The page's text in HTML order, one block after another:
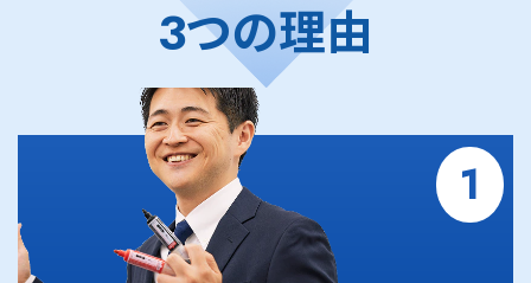
3つの理由
1